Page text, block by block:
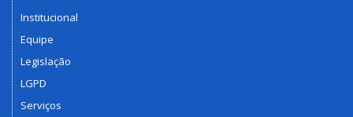
Institucional
Equipe
Legislação
LGPD
Serviços